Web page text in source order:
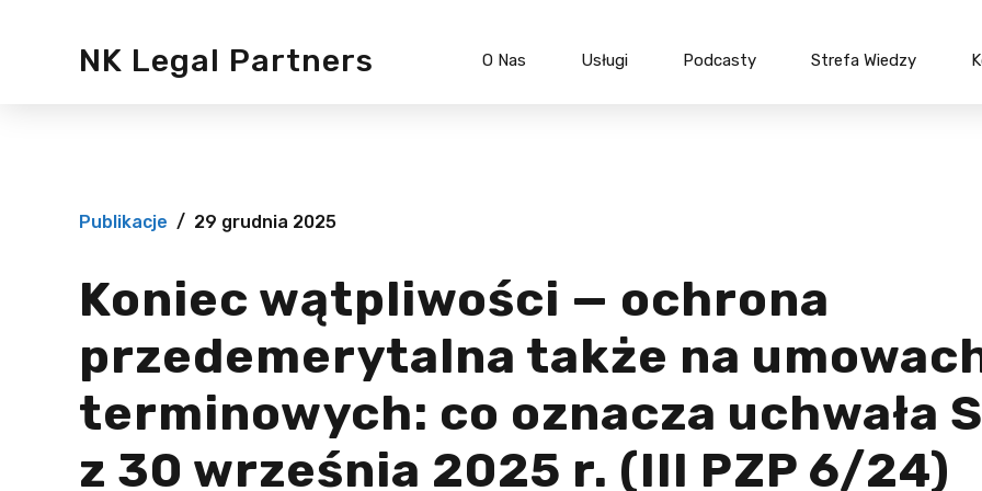
NK Legal Partners O Nas Usługi
Ulgi podatkowe
Szkolenia podatkowe
Podcasty Strefa Wiedzy
Publikacje 29 grudnia 2025
Koniec wątpliwości — ochrona
przedemerytalna także na
terminowych: co oznacza uchwała
z 30 września 2025 r. (III PZP 6/24)